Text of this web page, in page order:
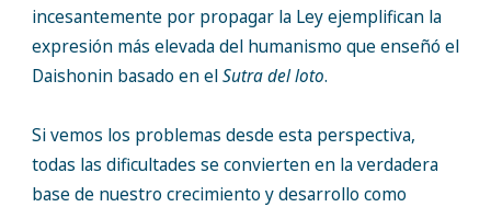
incesantemente por propagar la Ley ejemplifican la
expresión más elevada del humanismo que enseñó el
Daishonin basado en elSutra del loto.
Si vemos los problemas desde esta perspectiva,
todas las dificultades se convierten en la verdadera
base de nuestro crecimiento y desarrollo como